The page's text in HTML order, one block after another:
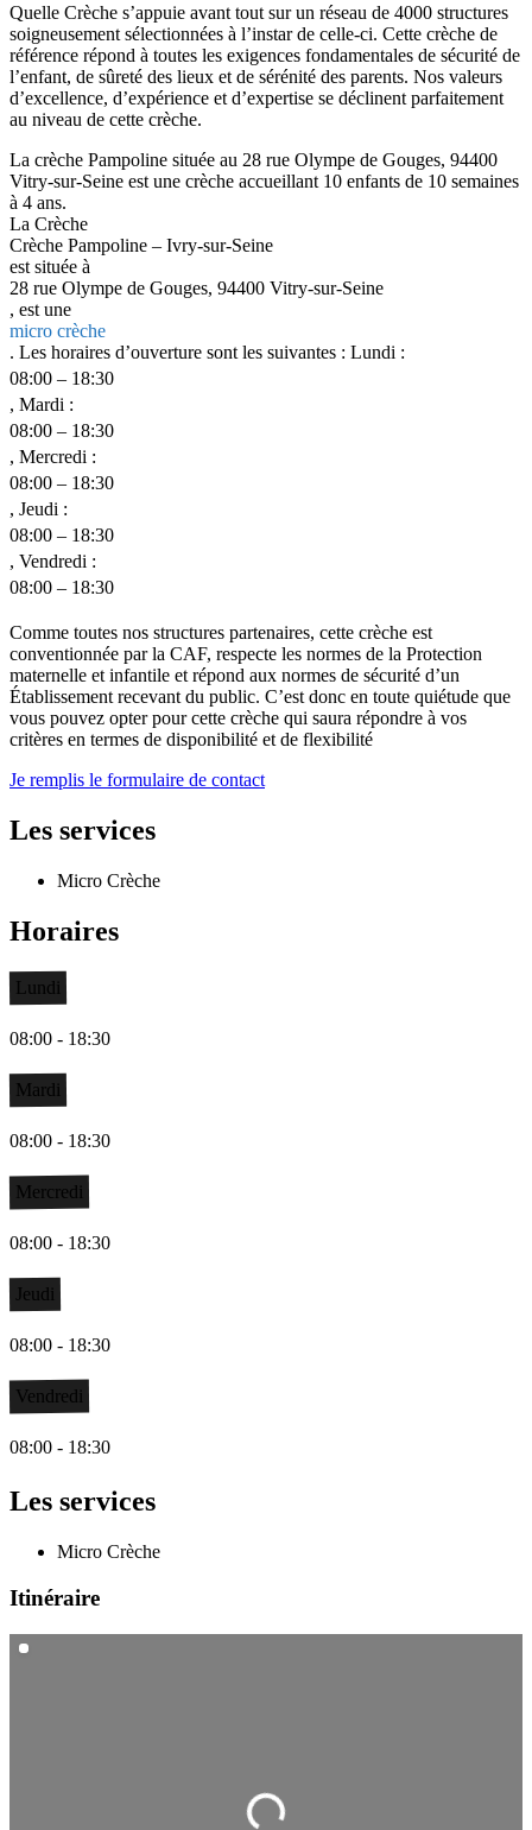
Quelle Crèche s’appuie avant tout sur un réseau de 4000 structures
soigneusement sélectionnées à l’instar de celle-ci. Cette crèche de
référence répond à toutes les exigences fondamentales de sécurité de
l’enfant, de sûreté des lieux et de sérénité des parents. Nos valeurs
d’excellence, d’expérience et d’expertise se déclinent parfaitement
au niveau de cette crèche.
La crèche Pampoline située au 28 rue Olympe de Gouges, 94400
Vitry-sur-Seine est une crèche accueillant 10 enfants de 10 semaines
à 4 ans.
La Crèche
Crèche Pampoline – Ivry-sur-Seine
est située à
28 rue Olympe de Gouges, 94400 Vitry-sur-Seine
, est une
micro crèche
. Les horaires d’ouverture sont les suivantes : Lundi :
08:00 – 18:30
, Mardi :
08:00 – 18:30
, Mercredi :
08:00 – 18:30
, Jeudi :
08:00 – 18:30
, Vendredi :
08:00 – 18:30
Comme toutes nos structures partenaires, cette crèche est
conventionnée par la CAF, respecte les normes de la Protection
maternelle et infantile et répond aux normes de sécurité d’un
Établissement recevant du public. C’est donc en toute quiétude que
vous pouvez opter pour cette crèche qui saura répondre à vos
critères en termes de disponibilité et de flexibilité
Je remplis le formulaire de contact
Les services
Micro Crèche
Horaires
Lundi
08:00 - 18:30
Mardi
08:00 - 18:30
Mercredi
08:00 - 18:30
Jeudi
08:00 - 18:30
Vendredi
08:00 - 18:30
Les services
Micro Crèche
Itinéraire
Chargement...